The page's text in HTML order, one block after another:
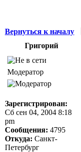
Вернуться к началу
Григорий
Модератор
Зарегистрирован:
Сб сен 04, 2004 8:18
pm
Сообщения: 4795
Откуда: Санкт-
Петербург